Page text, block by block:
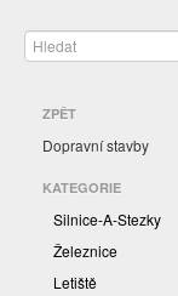
ZPĚT
Dopravní stavby
KATEGORIE
Silnice-A-Stezky
Železnice
Letiště